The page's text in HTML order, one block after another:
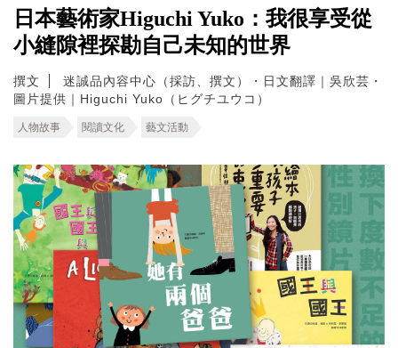
日本藝術家Higuchi Yuko：我很享受從
小縫隙裡探勘自己未知的世界
撰文
迷誠品內容中心（採訪、撰文）・日文翻譯｜吳欣芸・
圖片提供｜Higuchi Yuko（ヒグチユウコ）
人物故事 閱讀文化 藝文活動